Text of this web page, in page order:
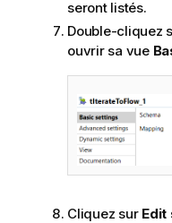
seront listés.
Double-cliquez
ouvrir sa vue
Cliquez sur Edit